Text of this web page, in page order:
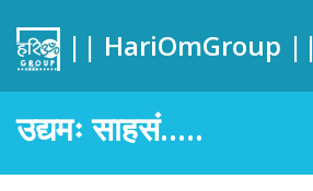
|| HariOmGroup ||
उद्यमः साहसं…..